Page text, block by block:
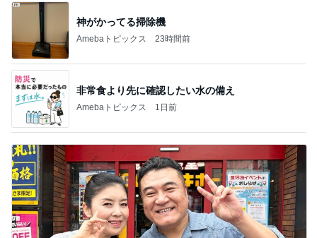
神がかってる掃除機
Amebaトピックス 23時間前
非常食より先に確認したい水の備え
Amebaトピックス 1日前